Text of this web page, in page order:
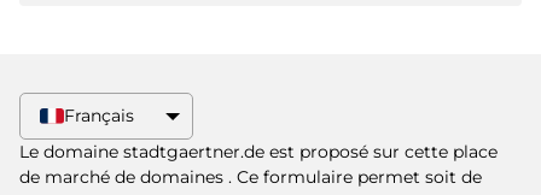
proposera Paypal ou d'autres méthodes de
paiement.
Veuillez toujours mentionner le nom de
élevé, vous recevrez également un contrat de
vente supplémentaire si vous le souhaitez.
Français
Le domaine stadtgaertner.de est proposé sur cette place
de marché de domaines . Ce formulaire permet soit de